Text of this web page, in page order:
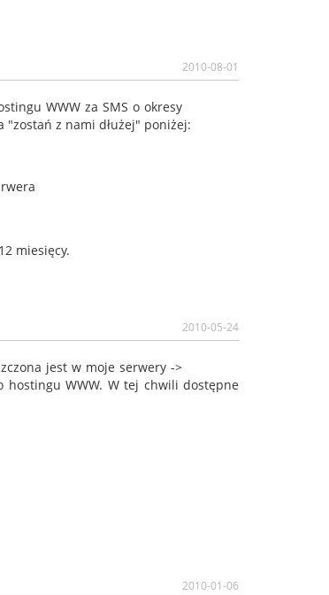
2010-08-01
WWW za SMS o okresy
"zostań z nami dłużej" poniżej:
miesięcy.
2010-05-24
jest w moje serwery ->
WWW. W tej chwili dostępne
2010-01-06